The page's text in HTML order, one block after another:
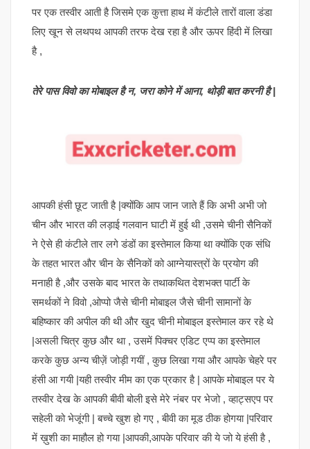
पर एक तस्वीर आती है जिसमे एक कुत्ता हाथ में कंटीले तारों वाला डंडा
लिए खून से लथपथ आपकी तरफ देख रहा है और ऊपर हिंदी में लिखा
है ,
तेरे पास विवो का मोबाइल है न, जरा कोने में आना, थोड़ी बात करनी है |
आपकी हंसी छूट जाती है |क्योंकि आप जान जाते हैं कि अभी अभी जो
चीन और भारत की लड़ाई गलवान घाटी में हुई थी ,उसमे चीनी सैनिकों
ने ऐसे ही कंटीले तार लगे डंडों का इस्तेमाल किया था क्योंकि एक संधि
के तहत भारत और चीन के सैनिकों को आग्नेयास्त्रों के प्रयोग की
मनाही है ,और उसके बाद भारत के तथाकथित देशभक्त पार्टी के
समर्थकों ने विवो ,ओप्पो जैसे चीनी मोबाइल जैसे चीनी सामानों के
बहिष्कार की अपील की थी और खुद चीनी मोबाइल इस्तेमाल कर रहे थे
|असली चित्र कुछ और था , उसमें पिक्चर एडिट एप्प का इस्तेमाल
करके कुछ अन्य चीज़ें जोड़ी गयीं , कुछ लिखा गया और आपके चेहरे पर
हंसी आ गयी |यही तस्वीर मीम का एक प्रकार है | आपके मोबाइल पर ये
तस्वीर देख के आपकी बीवी बोली इसे मेरे नंबर पर भेजो , व्हाट्सएप पर
सहेली को भेजूंगी | बच्चे खुश हो गए , बीवी का मूड ठीक होगया |परिवार
में ख़ुशी का माहौल हो गया |आपकी,आपके परिवार की ये जो ये हंसी है ,